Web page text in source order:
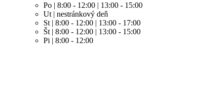
Po | 8:00 - 12:00 | 13:00 - 15:00
Ut | nestránkový deň
St | 8:00 - 12:00 | 13:00 - 17:00
Št | 8:00 - 12:00 | 13:00 - 15:00
Pi | 8:00 - 12:00